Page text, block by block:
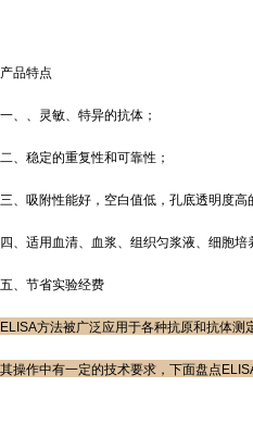
产品特点
一、、灵敏、特异的抗体；
二、稳定的重复性和可靠性；
三、吸附性能好，空白值低，孔底透明度高
四、适用血清、血浆、组织匀浆液、细胞培
五、节省实验经费
ELISA方法被广泛应用于各种抗原和抗体测
其操作中有一定的技术要求，下面盘点